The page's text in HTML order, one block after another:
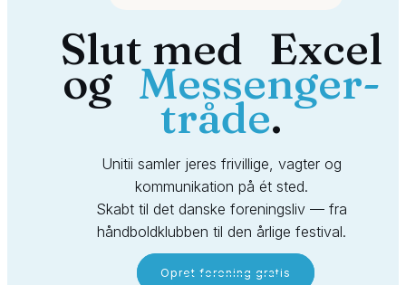
Slut med Excel
ogMessenger-
tråde.
Unitii samler jeres frivillige, vagter og
kommunikation på ét sted.
Skabt til det danske foreningsliv — fra
håndboldklubben til den årlige festival.
Opret forening gratis